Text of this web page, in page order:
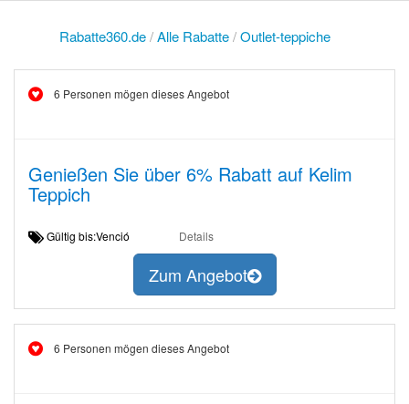
Rabatte360.de/Alle Rabatte/Outlet-teppiche
6 Personen mögen dieses Angebot
Genießen Sie über 6% Rabatt auf Kelim
Teppich
Gültig bis:Venció Details
Zum Angebot
6 Personen mögen dieses Angebot